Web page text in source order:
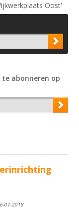
Oost'
abonneren op
01-2018